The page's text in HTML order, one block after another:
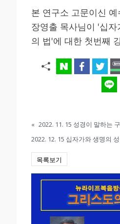
본 연구소 고문이신
장영출 목사님이 '십
의 법'에 대한 첫번째
« 2022. 11. 15 성경이 말하는
2022. 12. 15 십자가와 생명의
목록보기